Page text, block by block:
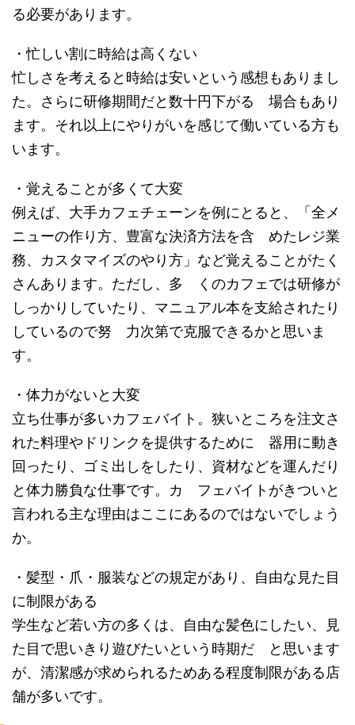
る必要があります。
・忙しい割に時給は高くない
忙しさを考えると時給は安いという感想もありまし
た。さらに研修期間だと数十円下がる 場合もあり
ます。それ以上にやりがいを感じて働いている方も
います。
・覚えることが多くて大変
例えば、大手カフェチェーンを例にとると、「全メ
ニューの作り方、豊富な決済方法を含 めたレジ業
務、カスタマイズのやり方」など覚えることがたく
さんあります。ただし、多 くのカフェでは研修が
しっかりしていたり、マニュアル本を支給されたり
しているので努 力次第で克服できるかと思いま
す。
・体力がないと大変
立ち仕事が多いカフェバイト。狭いところを注文さ
れた料理やドリンクを提供するために 器用に動き
回ったり、ゴミ出しをしたり、資材などを運んだり
と体力勝負な仕事です。カ フェバイトがきついと
言われる主な理由はここにあるのではないでしょう
か。
・髪型・爪・服装などの規定があり、自由な見た目
に制限がある
学生など若い方の多くは、自由な髪色にしたい、見
た目で思いきり遊びたいという時期だ と思います
が、清潔感が求められるためある程度制限がある店
舗が多いです。